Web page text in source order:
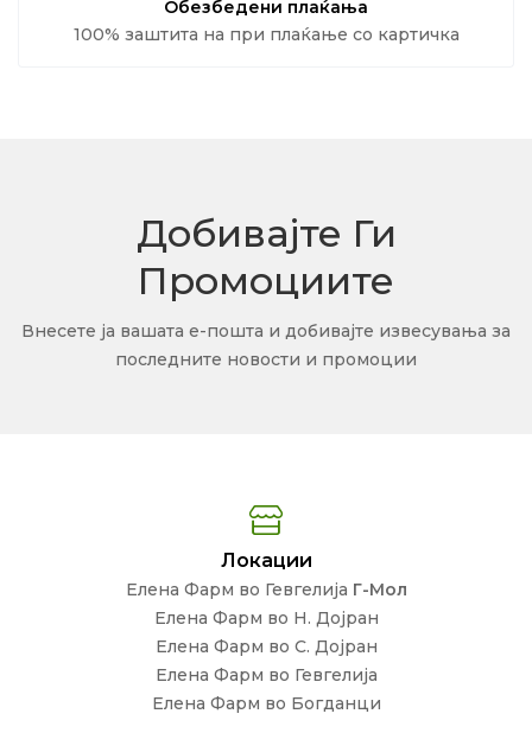
Обезбедени плаќања
100% заштита на при плаќање со картичка
Добивајте Ги
Промоциите
Внесете ја вашата е-пошта и добивајте извесувања за
последните новости и промоции
Локации
Елена Фарм во Гевгелија Г-Мол
Елена Фарм во Н. Дојран
Елена Фарм во С. Дојран
Елена Фарм во Гевгелија
Елена Фарм во Богданци